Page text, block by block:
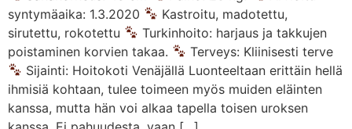
syntymäaika: 1.3.2020
Kastroitu, madotettu,
sirutettu, rokotettu
Turkinhoito: harjaus ja takkujen
poistaminen korvien takaa.
Terveys: Kliinisesti terve
Sijainti: Hoitokoti Venäjällä Luonteeltaan erittäin hellä
ihmisiä kohtaan, tulee toimeen myös muiden eläinten
kanssa, mutta hän voi alkaa tapella toisen uroksen